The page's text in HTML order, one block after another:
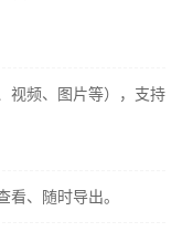
视频、图片等），支持
、随时导出。